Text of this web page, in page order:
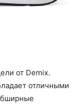
от Demix.
отличными